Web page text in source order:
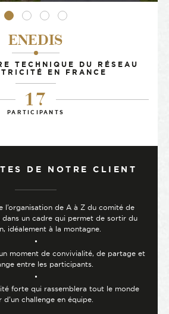
• • • •
ENEDIS
-
TECHNIQUE DU RÉSEAU
EN FRANCE
17
PARTICIPANTS
DE NOTRE CLIENT
l’organisation de A à Z du comité de
dans un cadre qui permet de sortir du
idéalement à la montagne.
moment de convivialité, de partage et
entre les participants.
forte qui rassemblera tout le monde
d’un challenge en équipe.